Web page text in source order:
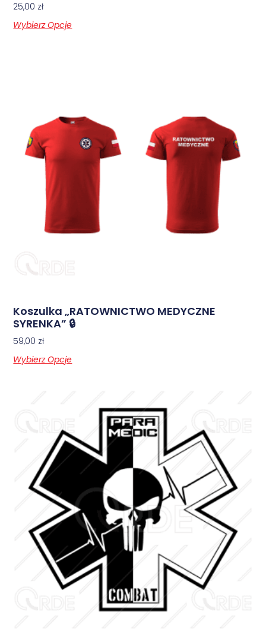
25,00 zł
Wybierz Opcje
Koszulka „RATOWNICTWO MEDYCZNE
SYRENKA” 🔒
59,00 zł
Wybierz Opcje